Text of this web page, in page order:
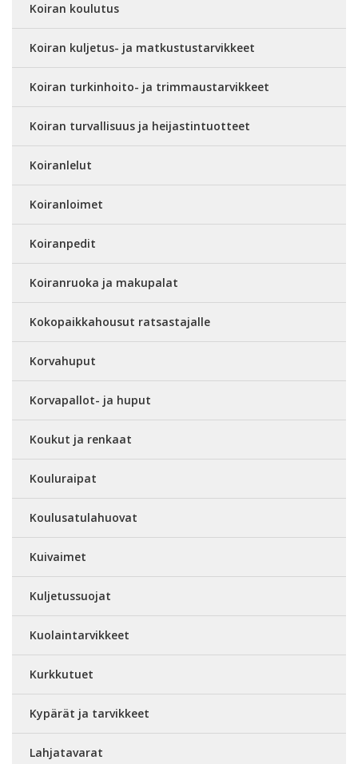
Koiran koulutus
Koiran kuljetus- ja matkustustarvikkeet
Koiran turkinhoito- ja trimmaustarvikkeet
Koiran turvallisuus ja heijastintuotteet
Koiranlelut
Koiranloimet
Koiranpedit
Koiranruoka ja makupalat
Kokopaikkahousut ratsastajalle
Korvahuput
Korvapallot- ja huput
Koukut ja renkaat
Kouluraipat
Koulusatulahuovat
Kuivaimet
Kuljetussuojat
Kuolaintarvikkeet
Kurkkutuet
Kypärät ja tarvikkeet
Lahjatavarat